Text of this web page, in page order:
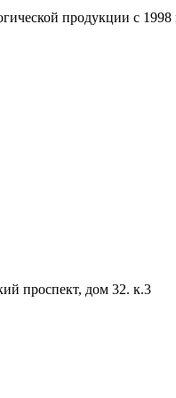
продукции с 1998
проспект, дом 32. к.3